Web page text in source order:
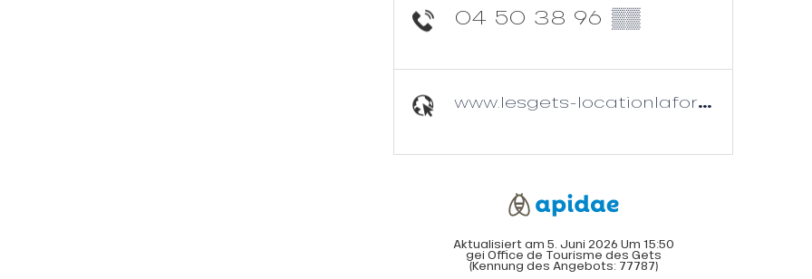
04 50 38 96 ▒▒
www.lesgets-locationlaforge.fr
Aktualisiert am 5. Juni 2026 Um 15:50
gei Office de Tourisme des Gets
(Kennung des Angebots: 77787)